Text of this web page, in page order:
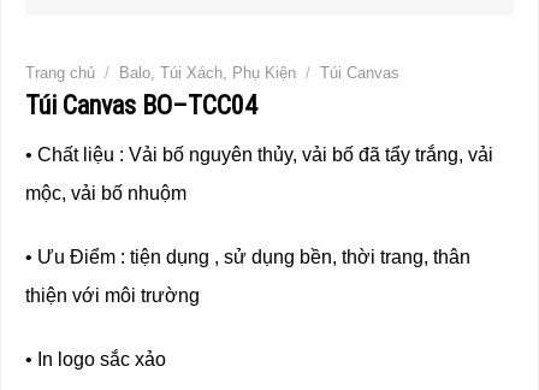
Trang chủ / Balo, Túi Xách, Phụ Kiện / Túi Canvas
Túi Canvas BO–TCC04
• Chất liệu : Vải bố nguyên thủy, vải bố đã tẩy trắng, vải
mộc, vải bố nhuộm
• Ưu Điểm : tiện dụng , sử dụng bền, thời trang, thân
thiện với môi trường
• In logo sắc xảo